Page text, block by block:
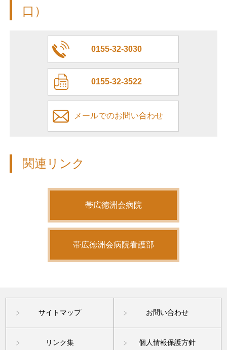
口）
0155-32-3030
0155-32-3522
メールでのお問い合わせ
関連リンク
帯広徳洲会病院
帯広徳洲会病院看護部
サイトマップ お問い合わせ
リンク集 個人情報保護方針